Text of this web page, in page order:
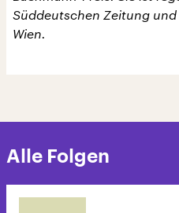
Süddeutschen Zeitung
Wien.
Alle Folgen